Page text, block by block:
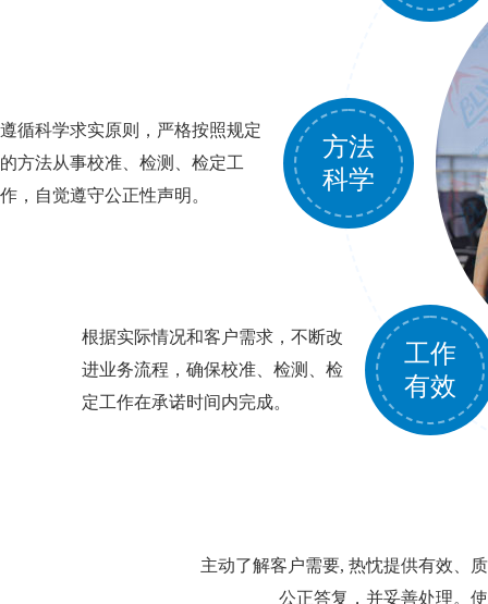
方法
科学
遵循科学求实原则，严格按照规定
的方法从事校准、检测、检定工
作，自觉遵守公正性声明。
工作
有效
根据实际情况和客户需求，不断改
进业务流程，确保校准、检测、检
定工作在承诺时间内完成。
主动了解客户需要, 热忱提供有效、质
公正答复，并妥善处理